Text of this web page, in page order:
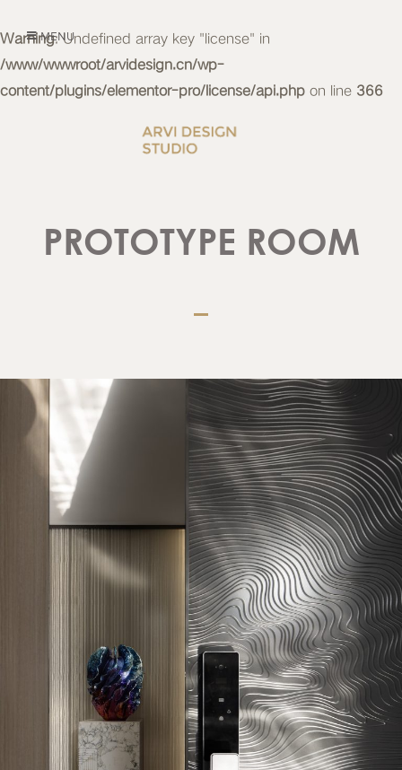
Warning: Undefined array key "license" in
/www/wwwroot/arvidesign.cn/wp-
content/plugins/elementor-pro/license/api.php on line 366
MENU
PROTOTYPE ROOM